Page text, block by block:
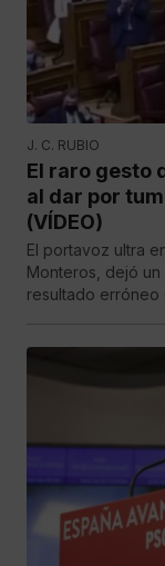
J. C. RUBIO
El raro gesto
al dar por
(VÍDEO)
El portavoz ultra
Monteros, dejó
resultado